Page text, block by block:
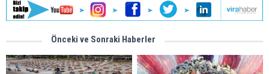
Önceki ve Sonraki Haberler